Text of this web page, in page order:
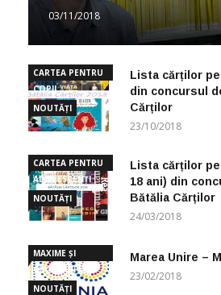
03/11/2018
CARTEA PENTRU
COPII
NOUTĂȚI
Lista cărților
din concursul
Cărților
23/10/2018
CARTEA PENTRU
ADOLESCENȚI
NOUTĂȚI
Lista cărților
18 ani) din
Bătălia Cărților
24/03/2018
MAXIME ȘI
CUGETĂRI
NOUTĂȚI
Marea Unire –
23/02/2018